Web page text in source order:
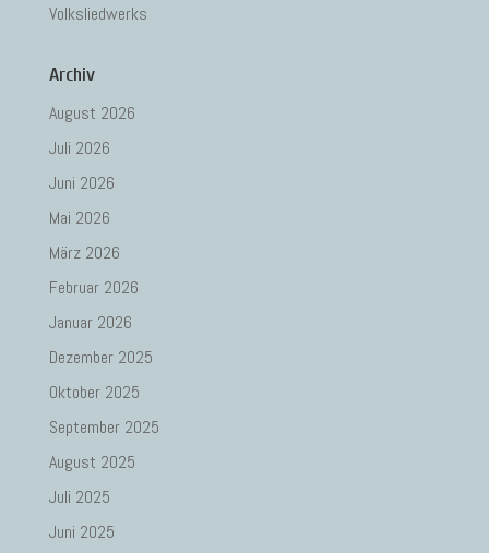
Volksliedwerks
Archiv
August 2026
Juli 2026
Juni 2026
Mai 2026
März 2026
Februar 2026
Januar 2026
Dezember 2025
Oktober 2025
September 2025
August 2025
Juli 2025
Juni 2025